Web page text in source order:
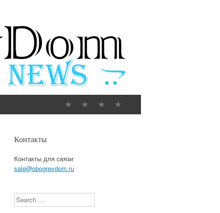
Контакты
Контакты для связи
sale@obogrevdom.ru
Search